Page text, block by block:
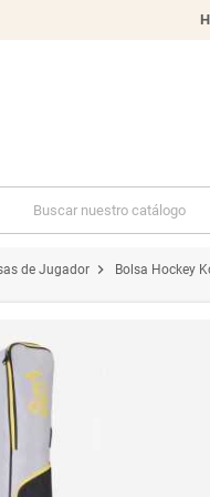
de Jugador chevron_right Bolsa Hockey